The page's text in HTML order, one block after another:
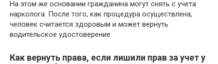
На этом же основании гражданина могут снять с учета
нарколога. После того, как процедура осуществлена,
человек считается здоровым и может вернуть
водительское удостоверение.
Как вернуть права, если лишили прав за учет у